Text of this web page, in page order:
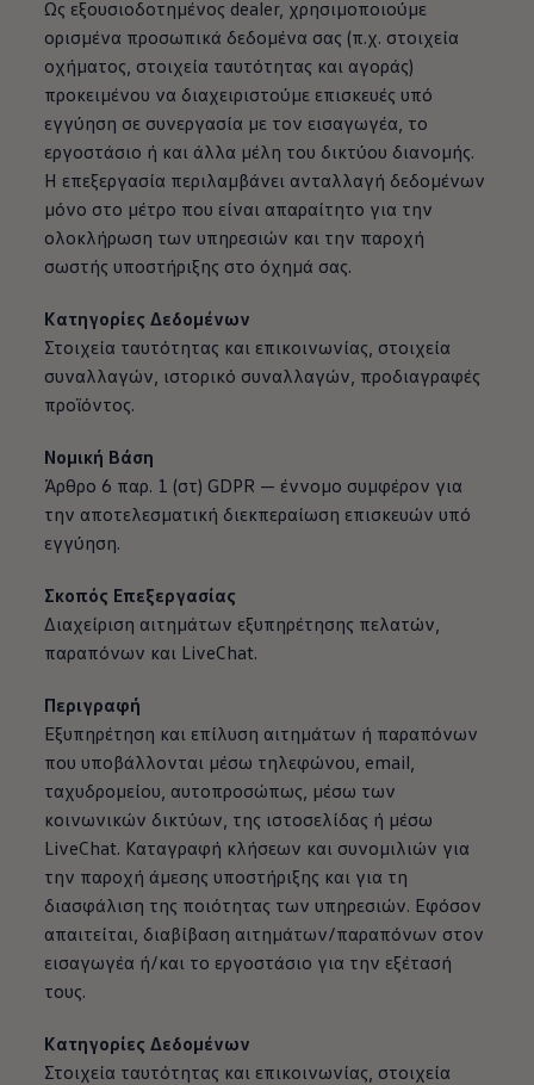
Ως εξουσιοδοτημένος dealer, χρησιμοποιούμε
ορισμένα προσωπικά δεδομένα σας (π.χ. στοιχεία
οχήματος, στοιχεία ταυτότητας και αγοράς)
προκειμένου να διαχειριστούμε επισκευές υπό
εγγύηση σε συνεργασία με τον εισαγωγέα, το
εργοστάσιο ή και άλλα μέλη του δικτύου διανομής.
Η επεξεργασία περιλαμβάνει ανταλλαγή δεδομένων
μόνο στο μέτρο που είναι απαραίτητο για την
ολοκλήρωση των υπηρεσιών και την παροχή
σωστής υποστήριξης στο όχημά σας.
Κατηγορίες Δεδομένων
Στοιχεία ταυτότητας και επικοινωνίας, στοιχεία
συναλλαγών, ιστορικό συναλλαγών, προδιαγραφές
προϊόντος.
Νομική Βάση
Άρθρο 6 παρ. 1 (στ) GDPR — έννομο συμφέρον για
την αποτελεσματική διεκπεραίωση επισκευών υπό
εγγύηση.
Σκοπός Επεξεργασίας
Διαχείριση αιτημάτων εξυπηρέτησης πελατών,
παραπόνων και LiveChat.
Περιγραφή
Εξυπηρέτηση και επίλυση αιτημάτων ή παραπόνων
που υποβάλλονται μέσω τηλεφώνου, email,
ταχυδρομείου, αυτοπροσώπως, μέσω των
κοινωνικών δικτύων, της ιστοσελίδας ή μέσω
LiveChat. Καταγραφή κλήσεων και συνομιλιών για
την παροχή άμεσης υποστήριξης και για τη
διασφάλιση της ποιότητας των υπηρεσιών. Εφόσον
απαιτείται, διαβίβαση αιτημάτων/παραπόνων στον
εισαγωγέα ή/και το εργοστάσιο για την εξέτασή
τους.
Κατηγορίες Δεδομένων
Στοιχεία ταυτότητας και επικοινωνίας, στοιχεία